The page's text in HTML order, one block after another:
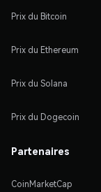
Prix du Bitcoin
Prix du Ethereum
Prix du Solana
Prix du Dogecoin
Partenaires
CoinMarketCap